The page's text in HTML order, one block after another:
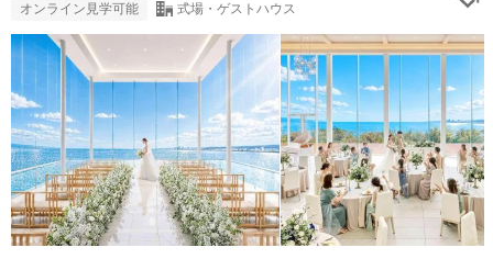
オンライン見学可能 式場・ゲストハウス